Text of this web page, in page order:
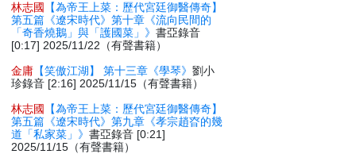
林志國
【為帝王上菜：歷代宮廷御醫傳奇】
第五篇《遼宋時代》第十章《流向民間的
「奇香燒鵝」與「護國菜」》書亞錄音
[0:17] 2025/11/22（有聲書籍）
金庸 【笑傲江湖】 第十三章《學琴》劉小
珍錄音 [2:16] 2025/11/15（有聲書籍）
林志國
【為帝王上菜：歷代宮廷御醫傳奇】
第五篇《遼宋時代》第九章《孝宗趙昚的幾
道「私家菜」》書亞錄音 [0:21]
2025/11/15（有聲書籍）